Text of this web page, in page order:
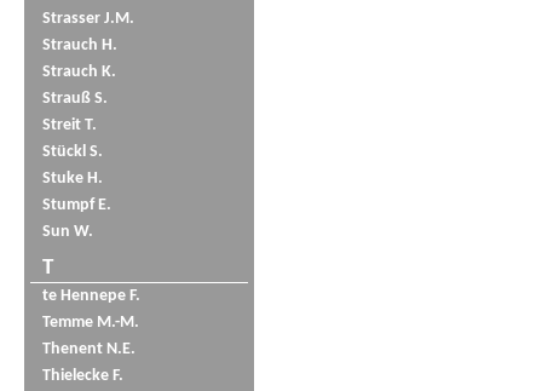
Strasser J.M.
Strauch H.
Strauch K.
Strauß S.
Streit T.
Stückl S.
Stuke H.
Stumpf E.
Sun W.
T
te Hennepe F.
Temme M.-M.
Thenent N.E.
Thielecke F.